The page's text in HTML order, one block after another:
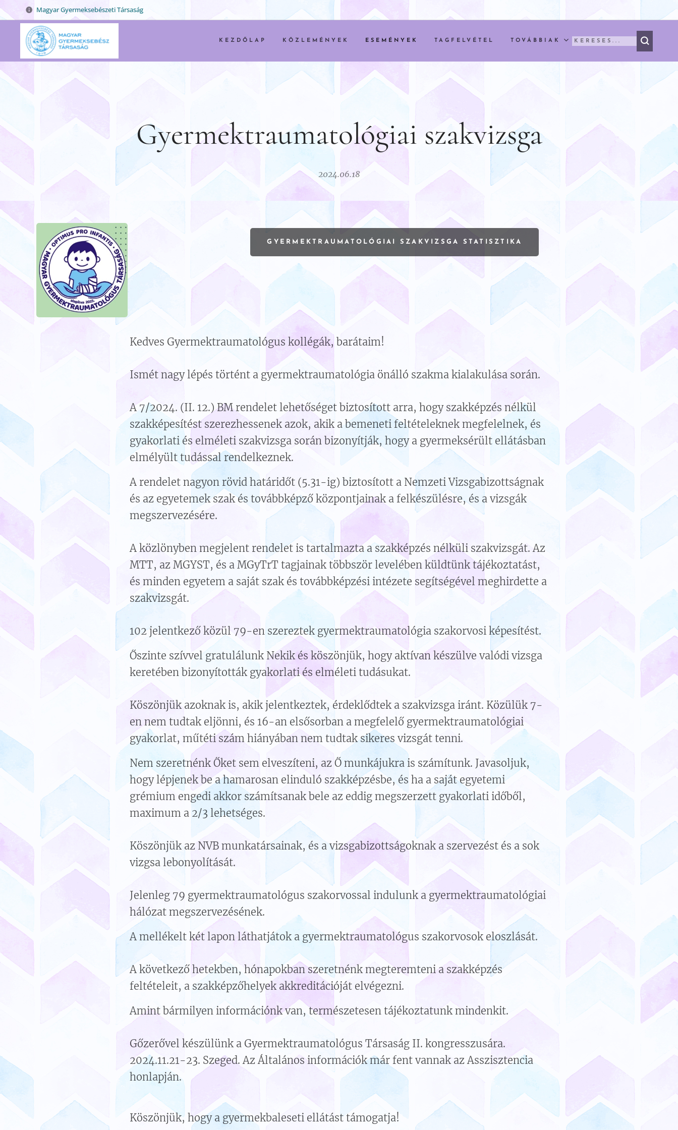
Magyar Gyermeksebészeti Társaság
KEZDŐLAP KÖZLEMÉNYEK ESEMÉNYEK TAGFELVÉTEL TOVÁBBIAK
Gyermektraumatológiai szakvizsga
2024.06.18
GYERMEKTRAUMATOLÓGIAI SZAKVIZSGA STATISZTIKA
Kedves Gyermektraumatológus kollégák, barátaim!
Ismét nagy lépés történt a gyermektraumatológia önálló szakma kialakulása során.
A 7/2024. (II. 12.) BM rendelet lehetőséget biztosított arra, hogy szakképzés nélkül
szakképesítést szerezhessenek azok, akik a bemeneti feltételeknek megfelelnek, és
gyakorlati és elméleti szakvizsga során bizonyítják, hogy a gyermeksérült ellátásban
elmélyült tudással rendelkeznek.
A rendelet nagyon rövid határidőt (5.31-ig) biztosított a Nemzeti Vizsgabizottságnak
és az egyetemek szak és továbbképző központjainak a felkészülésre, és a vizsgák
megszervezésére.
A közlönyben megjelent rendelet is tartalmazta a szakképzés nélküli szakvizsgát. Az
MTT, az MGYST, és a MGyTrT tagjainak többször levelében küldtünk tájékoztatást,
és minden egyetem a saját szak és továbbképzési intézete segítségével meghirdette a
szakvizsgát.
102 jelentkező közül 79-en szereztek gyermektraumatológia szakorvosi képesítést.
Őszinte szívvel gratulálunk Nekik és köszönjük, hogy aktívan készülve valódi vizsga
keretében bizonyították gyakorlati és elméleti tudásukat.
Köszönjük azoknak is, akik jelentkeztek, érdeklődtek a szakvizsga iránt. Közülük 7-
en nem tudtak eljönni, és 16-an elsősorban a megfelelő gyermektraumatológiai
gyakorlat, műtéti szám hiányában nem tudtak sikeres vizsgát tenni.
Nem szeretnénk Őket sem elveszíteni, az Ő munkájukra is számítunk. Javasoljuk,
hogy lépjenek be a hamarosan elinduló szakképzésbe, és ha a saját egyetemi
grémium engedi akkor számítsanak bele az eddig megszerzett gyakorlati időből,
maximum a 2/3 lehetséges.
Köszönjük az NVB munkatársainak, és a vizsgabizottságoknak a szervezést és a sok
vizgsa lebonyolítását.
Jelenleg 79 gyermektraumatológus szakorvossal indulunk a gyermektraumatológiai
hálózat megszervezésének.
A mellékelt két lapon láthatjátok a gyermektraumatológus szakorvosok eloszlását.
A következő hetekben, hónapokban szeretnénk megteremteni a szakképzés
feltételeit, a szakképzőhelyek akkreditációját elvégezni.
Amint bármilyen információnk van, természetesen tájékoztatunk mindenkit.
Gőzerővel készülünk a Gyermektraumatológus Társaság II. kongresszusára.
2024.11.21-23. Szeged. Az Általános információk már fent vannak az Asszisztencia
honlapján.
Köszönjük, hogy a gyermekbaleseti ellátást támogatja!